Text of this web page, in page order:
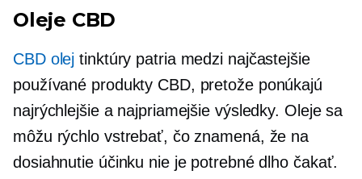
Oleje CBD
CBD olej tinktúry patria medzi najčastejšie
používané produkty CBD, pretože ponúkajú
najrýchlejšie a najpriamejšie výsledky. Oleje sa
môžu rýchlo vstrebať, čo znamená, že na
dosiahnutie účinku nie je potrebné dlho čakať.